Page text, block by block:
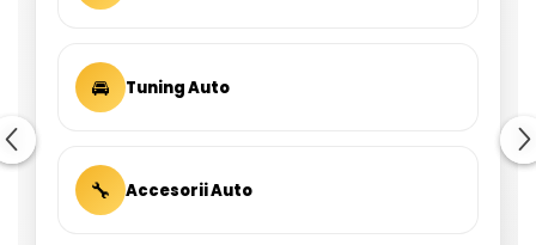
🚘 Tuning Auto
🔧 Accesorii Auto